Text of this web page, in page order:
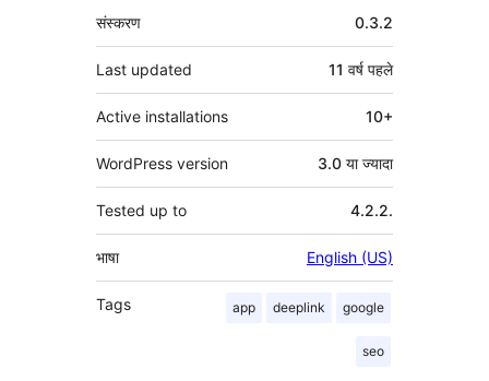
मेटा
संस्करण 0.3.2
Last updated 11 वर्ष पहले
Active installations 10+
WordPress version 3.0 या ज्यादा
Tested up to 4.2.2.
भाषा English (US)
Tags app deeplink google
seo